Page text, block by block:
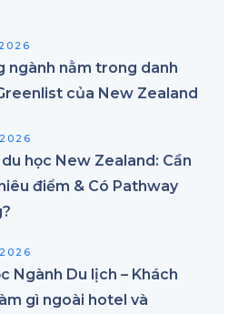
ngành nằm trong danh
của New Zealand
du học New Zealand: Cần
điểm & Có Pathway
Ngành Du lịch – Khách
gì ngoài hotel và